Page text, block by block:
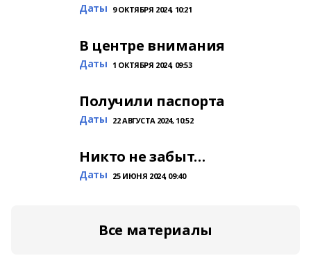
Даты 9 ОКТЯБРЯ 2024, 10:21
В центре внимания
Даты 1 ОКТЯБРЯ 2024, 09:53
Получили паспорта
Даты 22 АВГУСТА 2024, 10:52
Никто не забыт…
Даты 25 ИЮНЯ 2024, 09:40
Все материалы